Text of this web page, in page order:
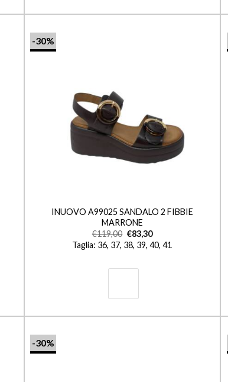
-30%
INUOVO A99025 SANDALO 2 FIBBIE
MARRONE
€119,00 €83,30
Taglia: 36, 37, 38, 39, 40, 41
-30%